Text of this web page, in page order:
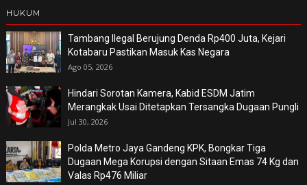
HUKUM
Tambang Ilegal Berujung Denda Rp400 Juta, Kejari
Kotabaru Pastikan Masuk Kas Negara
Ago 05, 2026
Hindari Sorotan Kamera, Kabid ESDM Jatim
Merangkak Usai Ditetapkan Tersangka Dugaan Pungli
Jul 30, 2026
Polda Metro Jaya Gandeng KPK, Bongkar Tiga
Dugaan Mega Korupsi dengan Sitaan Emas 74 Kg dan
Valas Rp476 Miliar